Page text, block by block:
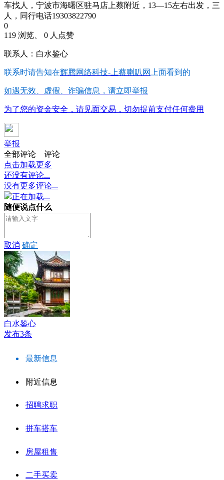
车找人，宁波市海曙区驻马店上蔡附近，13—15左右出发，三
人，同行电话19303822790
0
119 浏览、 0 人点赞
联系人：白水鉴心
联系时请告知在辉腾网络科技-上蔡喇叭网 上面看到的
如遇无效、虚假、诈骗信息，请立即举报
为了您的资金安全，请见面交易，切勿提前支付任何费用
举报
全部评论
评论
点击加载更多
还没有评论...
没有更多评论...
正在加载...
随便说点什么
取消 确定
白水鉴心
发布3条
最新信息
附近信息
招聘求职
拼车搭车
房屋租售
二手买卖